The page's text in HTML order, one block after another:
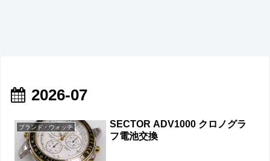
2026-07
ブランド・ウォッチ
SECTOR ADV1000 クロノグラ
フ電池交換